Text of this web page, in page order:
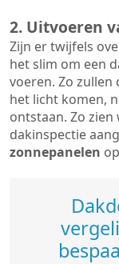
2. Uitvoeren
Zijn er twijfels
het slim om een
voeren. Zo zullen
het licht komen,
ontstaan. Zo zien
dakinspectie
zonnepanelen